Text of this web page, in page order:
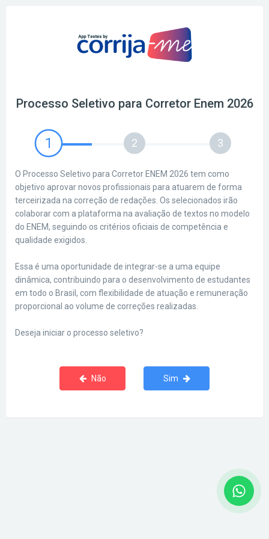
Processo Seletivo para Corretor Enem 2026
1 2 3
O Processo Seletivo para Corretor ENEM 2026 tem como
objetivo aprovar novos profissionais para atuarem de forma
terceirizada na correção de redações. Os selecionados irão
colaborar com a plataforma na avaliação de textos no modelo
do ENEM, seguindo os critérios oficiais de competência e
qualidade exigidos.
Essa é uma oportunidade de integrar-se a uma equipe
dinâmica, contribuindo para o desenvolvimento de estudantes
em todo o Brasil, com flexibilidade de atuação e remuneração
proporcional ao volume de correções realizadas.
Deseja iniciar o processo seletivo?
Não Sim